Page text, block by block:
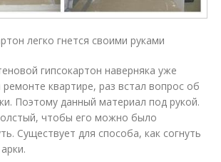
легко гнется своими руками
гипсокартон наверняка уже
квартире, раз встал вопрос об
Поэтому данный материал под рукой.
чтобы его можно было
Существует для способа, как согнуть